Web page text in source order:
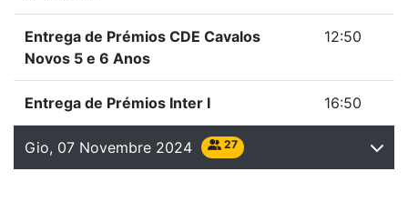
Entrega de Prémios CDE Cavalos
Novos 5 e 6 Anos
12:50
Entrega de Prémios Inter I 16:50
Gio, 07 Novembre 2024 27